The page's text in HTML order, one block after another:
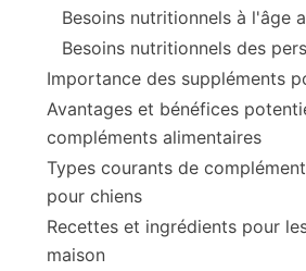
Besoins nutritionnels à l'âge
Besoins nutritionnels des
Importance des suppléments
Avantages et bénéfices
compléments alimentaires
Types courants de
pour chiens
Recettes et ingrédients pour
maison